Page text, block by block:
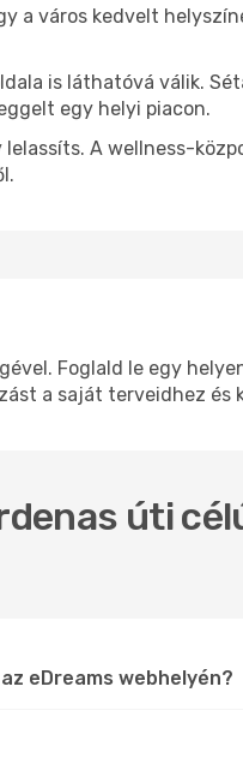
a város kedvelt
is láthatóvá válik.
egy helyi piacon.
A wellness-
Foglald le egy
a saját terveidhez és
úti
eDreams webhelyén?